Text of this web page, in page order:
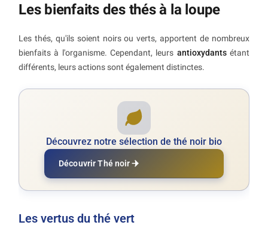
Les bienfaits des thés à la loupe
Les thés, qu'ils soient noirs ou verts, apportent de nombreux
bienfaits à l'organisme. Cependant, leurs antioxydantsétant
différents, leurs actions sont également distinctes.
Découvrez notre sélection de thé noir bio
Découvrir Thé noir
Les vertus du thé vert